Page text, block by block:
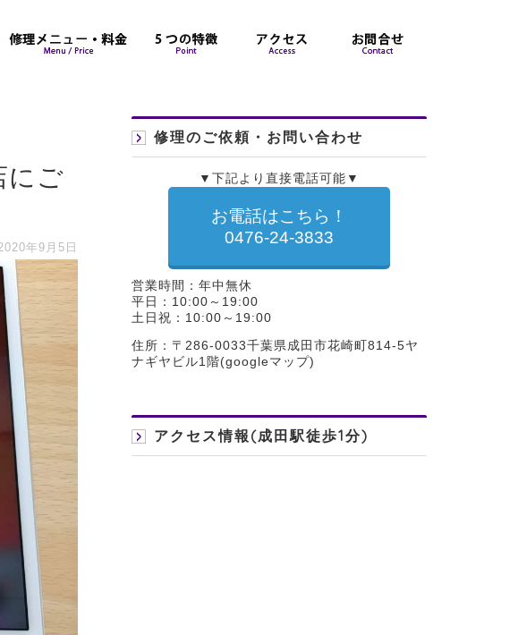
にご
年9月5日
修理のご依頼・お問い合わせ
▼下記より直接電話可能▼
お電話はこちら！
0476-24-3833
営業時間：年中無休
平日：10:00～19:00
土日祝：10:00～19:00
住所：〒286-0033千葉県成田市花崎町814-5ヤ
ナギヤビル1階(googleマップ)
アクセス情報(成田駅徒歩1分)